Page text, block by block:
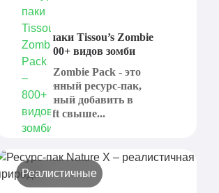
Ресурс-паки Tissou’s Zombie
Pack – 800+ видов зомби
Tissou's Zombie Pack - это
полноценный ресурс-пак,
призванный добавить в
Minecraft свыше...
Реалистичные